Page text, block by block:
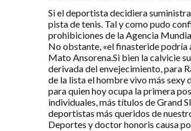
Si el deportista decidiera
pista de tenis. Tal y como pudo
prohibiciones de la Agencia
No obstante, «el finasteride podría
Mato Ansorena.Si bien la calvicie
derivada del envejecimiento, para
de la lista el hombre vivo más
para quien hoy ocupa la primera
individuales, más títulos de Grand
deportistas más queridos de
Deportes y doctor honoris causa